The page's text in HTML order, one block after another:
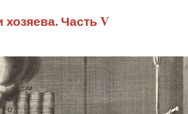
Часть V